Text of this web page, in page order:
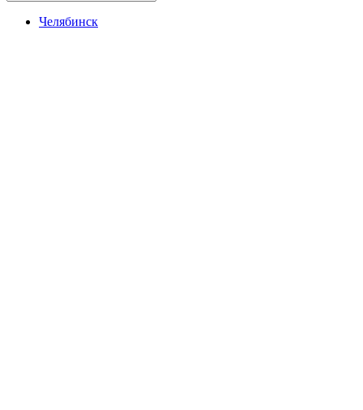
Челябинск